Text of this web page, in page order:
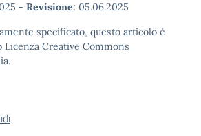
- Revisione: 05.06.2025
specificato, questo articolo è
Creative Commons